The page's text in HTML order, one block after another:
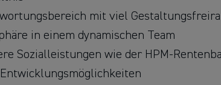
mit viel
in einem dynamischen Team
Sozialleistungen wie der HPM-